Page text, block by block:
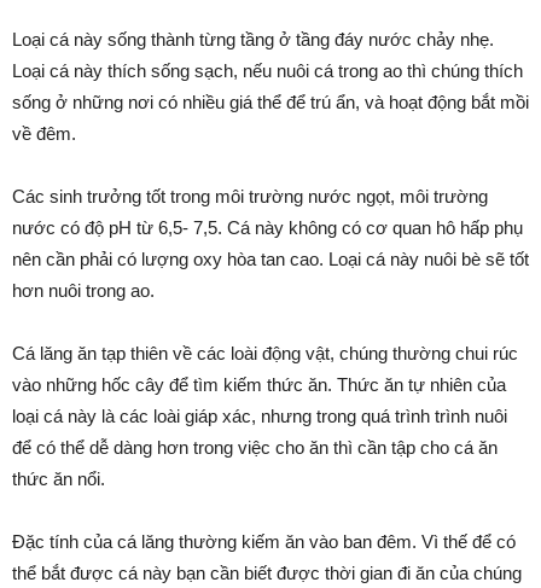
Loại cá này sống thành từng tầng ở tầng đáy nước chảy nhẹ.
Loại cá này thích sống sạch, nếu nuôi cá trong ao thì chúng thích
sống ở những nơi có nhiều giá thể để trú ẩn, và hoạt động bắt mồi
về đêm.
Các sinh trưởng tốt trong môi trường nước ngọt, môi trường
nước có độ pH từ 6,5- 7,5. Cá này không có cơ quan hô hấp phụ
nên cần phải có lượng oxy hòa tan cao. Loại cá này nuôi bè sẽ tốt
hơn nuôi trong ao.
Cá lăng ăn tạp thiên về các loài động vật, chúng thường chui rúc
vào những hốc cây để tìm kiếm thức ăn. Thức ăn tự nhiên của
loại cá này là các loài giáp xác, nhưng trong quá trình trình nuôi
để có thể dễ dàng hơn trong việc cho ăn thì cần tập cho cá ăn
thức ăn nổi.
Đặc tính của cá lăng thường kiếm ăn vào ban đêm. Vì thế để có
thể bắt được cá này bạn cần biết được thời gian đi ăn của chúng